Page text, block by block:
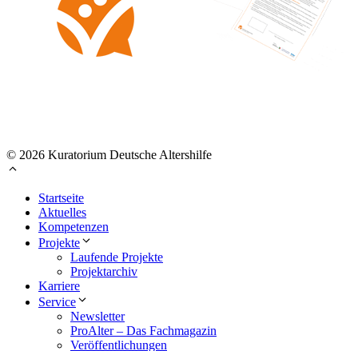
© 2026 Kuratorium Deutsche Altershilfe
Startseite
Aktuelles
Kompetenzen
Projekte
Laufende Projekte
Projektarchiv
Karriere
Service
Newsletter
ProAlter – Das Fachmagazin
Veröffentlichungen